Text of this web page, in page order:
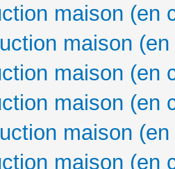
maison (en
maison
maison (en
maison (en
maison
maison (en